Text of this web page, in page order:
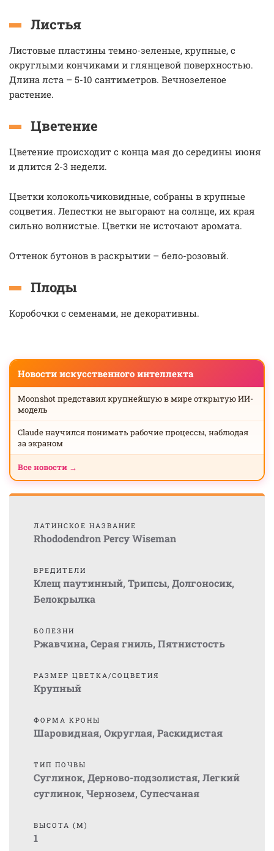
Листья
Листовые пластины темно-зеленые, крупные, с
округлыми кончиками и глянцевой поверхностью.
Длина лста – 5-10 сантиметров. Вечнозеленое
растение.
Цветение
Цветение происходит с конца мая до середины июня
и длится 2-3 недели.
Цветки колокольчиковидные, собраны в крупные
соцветия. Лепестки не выгорают на солнце, их края
сильно волнистые. Цветки не источают аромата.
Оттенок бутонов в раскрытии – бело-розовый.
Плоды
Коробочки с семенами, не декоративны.
Новости искусственного интеллекта
Moonshot представил крупнейшую в мире открытую ИИ-
модель
Claude научился понимать рабочие процессы, наблюдая
за экраном
Все новости →
ЛАТИНСКОЕ НАЗВАНИЕ
Rhododendron Percy Wiseman
ВРЕДИТЕЛИ
Клещ паутинный, Трипсы, Долгоносик,
Белокрылка
БОЛЕЗНИ
Ржавчина, Серая гниль, Пятнистость
РАЗМЕР ЦВЕТКА/СОЦВЕТИЯ
Крупный
ФОРМА КРОНЫ
Шаровидная, Округлая, Раскидистая
ТИП ПОЧВЫ
Суглинок, Дерново-подзолистая, Легкий
суглинок, Чернозем, Супесчаная
ВЫСОТА (М)
1